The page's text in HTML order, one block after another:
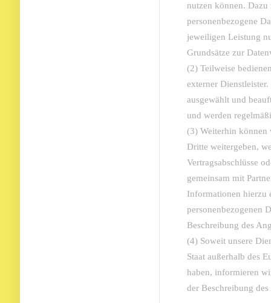
nutzen können. Dazu
personenbezogene
jeweiligen Leistung
Grundsätze zur
(2) Teilweise
externer
ausgewählt und
und werden
(3) Weiterhin können
Dritte weitergeben,
Vertragsabschlüsse
gemeinsam mit
Informationen hierzu
personenbezogenen
Beschreibung des
(4) Soweit unsere
Staat außerhalb des
haben, informieren
der Beschreibung des